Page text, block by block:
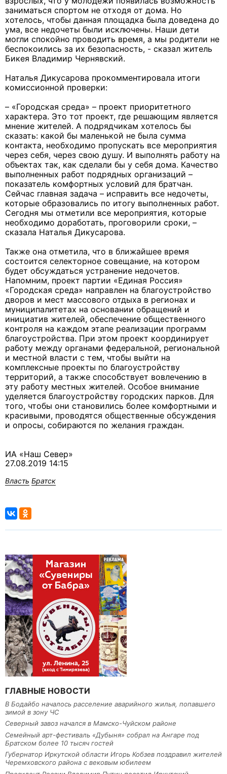
заниматься спортом не отходя от дома. Но
хотелось, чтобы данная площадка была доведена до
ума, все недочеты были исключены. Наши дети
могли спокойно проводить время, а мы родители не
беспокоились за их безопасность, - сказал житель
Бикея Владимир Чернявский.
Наталья Дикусарова прокомментировала итоги
комиссионной проверки:
– «Городская среда» – проект приоритетного
характера. Это тот проект, где решающим является
мнение жителей. А подрядчикам хотелось бы
сказать: какой бы маленькой не была сумма
контакта, необходимо пропускать все мероприятия
через себя, через свою душу. И выполнять работу на
объектах так, как сделали бы у себя дома. Качество
выполненных работ подрядных организаций –
показатель комфортных условий для братчан.
Сейчас главная задача – исправить все недочеты,
которые образовались по итогу выполненных работ.
Сегодня мы отметили все мероприятия, которые
необходимо доработать, проговорили сроки, –
сказала Наталья Дикусарова.
Также она отметила, что в ближайшее время
состоится селекторное совещание, на котором
будет обсуждаться устранение недочетов.
Напомним, проект партии «Единая Россия»
«Городская среда» направлен на благоустройство
дворов и мест массового отдыха в регионах и
муниципалитетах на основании обращений и
инициатив жителей, обеспечение общественного
контроля на каждом этапе реализации программ
благоустройства. При этом проект координирует
работу между органами федеральной, региональной
и местной власти с тем, чтобы выйти на
комплексные проекты по благоустройству
территорий, а также способствует вовлечению в
эту работу местных жителей. Особое внимание
уделяется благоустройству городских парков. Для
того, чтобы они становились более комфортными и
красивыми, проводятся общественные обсуждения
и опросы, собираются по желания граждан.
ИА «Наш Север»
27.08.2019 14:15
Власть Братск
ГЛАВНЫЕ НОВОСТИ
В Бодайбо началось расселение аварийного жилья, попавшего
зимой в зону ЧС
Северный завоз начался в Мамско-Чуйском районе
Семейный арт-фестиваль «Дубыня» собрал на Ангаре под
Братском более 10 тысяч гостей
Губернатор Иркутской области Игорь Кобзев поздравил жителей
Черемховского района с вековым юбилеем